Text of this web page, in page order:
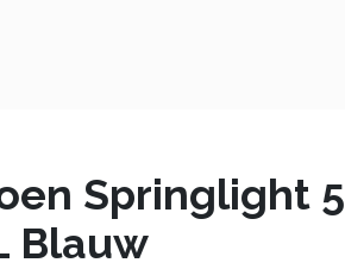
Springlight 5
Blauw